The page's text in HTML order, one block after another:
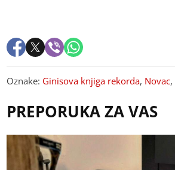
Oznake: Ginisova knjiga rekorda, Novac,
PREPORUKA ZA VAS